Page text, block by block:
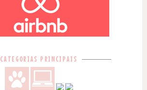
CATEGORIAS PRINCIPAIS